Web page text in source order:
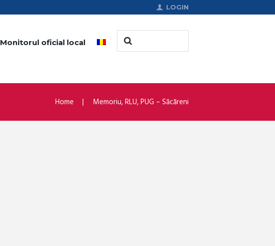
LOGIN
Monitorul oficial local
Home Memoriu, RLU, PUG – Săcăreni